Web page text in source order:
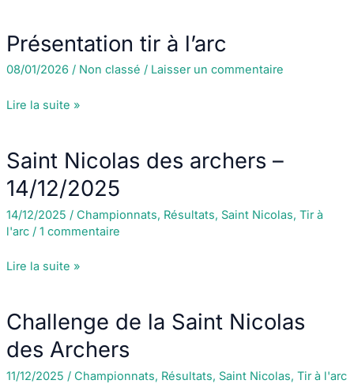
à
l’arc
Présentation tir à l’arc
08/01/2026 / Non classé / Laisser un commentaire
Présentation
l’arc
Lire la suite »
Saint Nicolas des archers –
14/12/2025
14/12/2025 / Championnats, Résultats, Saint Nicolas, Tir à
l'arc/ 1 commentaire
Saint
archers
14/12/2025
Lire la suite »
Challenge de la Saint Nicolas
des Archers
11/12/2025 / Championnats, Résultats, Saint Nicolas, Tir à l'arc